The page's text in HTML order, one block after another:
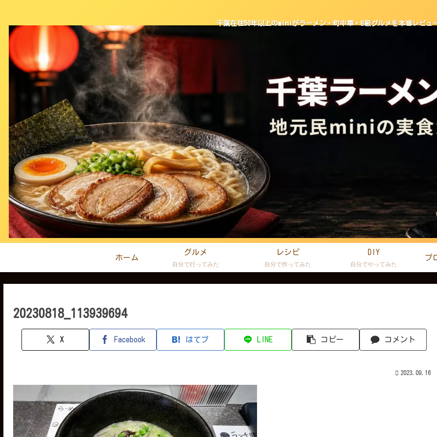
千葉在住50年以上のminiがラーメン・町中華・B級グルメを本音レビュ
ホーム
グルメ
自分で行ってみた
レシピ
自分で作ってみた
DIY
自分でやってみた
プ
20230818_113939694
X Facebook はてブ LINE コピー コメント
2023.09.16